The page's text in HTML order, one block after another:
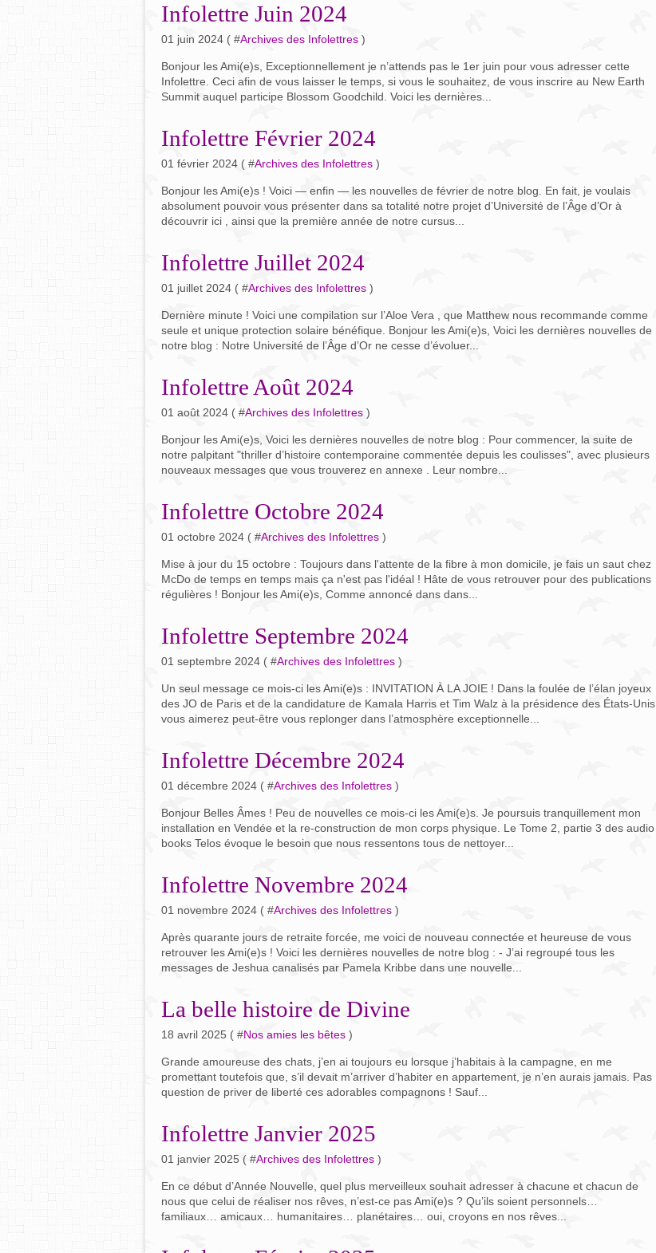
Infolettre Juin 2024
01 juin 2024 ( #Archives des Infolettres )
Bonjour les Ami(e)s, Exceptionnellement je n’attends pas le 1er juin pour vous adresser cette
Infolettre. Ceci afin de vous laisser le temps, si vous le souhaitez, de vous inscrire au New Earth
Summit auquel participe Blossom Goodchild. Voici les dernières...
Infolettre Février 2024
01 février 2024 ( #Archives des Infolettres )
Bonjour les Ami(e)s ! Voici — enfin — les nouvelles de février de notre blog. En fait, je voulais
absolument pouvoir vous présenter dans sa totalité notre projet d’Université de l’Âge d’Or à
découvrir ici , ainsi que la première année de notre cursus...
Infolettre Juillet 2024
01 juillet 2024 ( #Archives des Infolettres )
Dernière minute ! Voici une compilation sur l’Aloe Vera , que Matthew nous recommande comme
seule et unique protection solaire bénéfique. Bonjour les Ami(e)s, Voici les dernières nouvelles de
notre blog : Notre Université de l’Âge d’Or ne cesse d’évoluer...
Infolettre Août 2024
01 août 2024 ( #Archives des Infolettres )
Bonjour les Ami(e)s, Voici les dernières nouvelles de notre blog : Pour commencer, la suite de
notre palpitant "thriller d’histoire contemporaine commentée depuis les coulisses", avec plusieurs
nouveaux messages que vous trouverez en annexe . Leur nombre...
Infolettre Octobre 2024
01 octobre 2024 ( #Archives des Infolettres )
Mise à jour du 15 octobre : Toujours dans l'attente de la fibre à mon domicile, je fais un saut chez
McDo de temps en temps mais ça n'est pas l'idéal ! Hâte de vous retrouver pour des publications
régulières ! Bonjour les Ami(e)s, Comme annoncé dans dans...
Infolettre Septembre 2024
01 septembre 2024 ( #Archives des Infolettres )
Un seul message ce mois-ci les Ami(e)s : INVITATION À LA JOIE ! Dans la foulée de l’élan joyeux
des JO de Paris et de la candidature de Kamala Harris et Tim Walz à la présidence des États-Unis
vous aimerez peut-être vous replonger dans l’atmosphère exceptionnelle...
Infolettre Décembre 2024
01 décembre 2024 ( #Archives des Infolettres )
Bonjour Belles Âmes ! Peu de nouvelles ce mois-ci les Ami(e)s. Je poursuis tranquillement mon
installation en Vendée et la re-construction de mon corps physique. Le Tome 2, partie 3 des audio
books Telos évoque le besoin que nous ressentons tous de nettoyer...
Infolettre Novembre 2024
01 novembre 2024 ( #Archives des Infolettres )
Après quarante jours de retraite forcée, me voici de nouveau connectée et heureuse de vous
retrouver les Ami(e)s ! Voici les dernières nouvelles de notre blog : - J’ai regroupé tous les
messages de Jeshua canalisés par Pamela Kribbe dans une nouvelle...
La belle histoire de Divine
18 avril 2025 ( #Nos amies les bêtes )
Grande amoureuse des chats, j’en ai toujours eu lorsque j’habitais à la campagne, en me
promettant toutefois que, s’il devait m’arriver d’habiter en appartement, je n’en aurais jamais. Pas
question de priver de liberté ces adorables compagnons ! Sauf...
Infolettre Janvier 2025
01 janvier 2025 ( #Archives des Infolettres )
En ce début d’Année Nouvelle, quel plus merveilleux souhait adresser à chacune et chacun de
nous que celui de réaliser nos rêves, n’est-ce pas Ami(e)s ? Qu’ils soient personnels…
familiaux… amicaux… humanitaires… planétaires… oui, croyons en nos rêves...